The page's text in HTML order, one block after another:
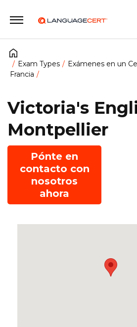
Exam Types
Exámenes en un
Francia
Victoria's
Montpellier
Pónte en
contacto con
nosotros
ahora